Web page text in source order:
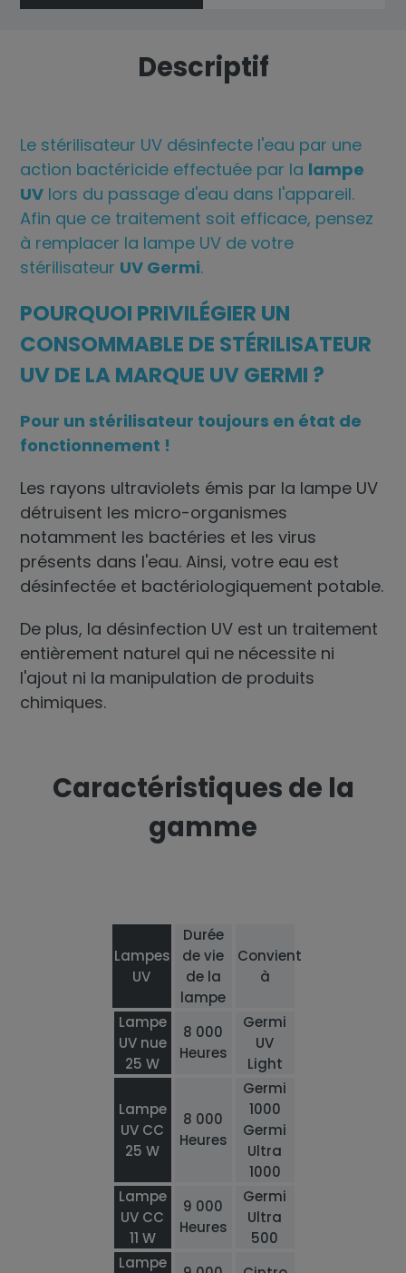
Descriptif
Le stérilisateur UV désinfecte l'eau par une
action bactéricide effectuée par la lampe
UV lors du passage d'eau dans l'appareil.
Afin que ce traitement soit efficace, pensez
à remplacer la lampe UV de votre
stérilisateur UV Germi.
POURQUOI PRIVILÉGIER UN
CONSOMMABLE DE STÉRILISATEUR
UV DE LA MARQUE UV GERMI ?
Pour un stérilisateur toujours en état de
fonctionnement !
Les rayons ultraviolets émis par la lampe UV
détruisent les micro-organismes
notamment les bactéries et les virus
présents dans l'eau. Ainsi, votre eau est
désinfectée et bactériologiquement potable.
De plus, la désinfection UV est un traitement
entièrement naturel qui ne nécessite ni
l'ajout ni la manipulation de produits
chimiques.
Caractéristiques de la
gamme
Lampes
UV
Durée
de vie
de la
lampe
Convient
à
Lampe
UV nue
25 W
8 000
Heures
Germi
UV
Light
Lampe
UV CC
25 W
8 000
Heures
Germi
1000
Germi
Ultra
1000
Lampe
UV CC
11 W
9 000
Heures
Germi
Ultra
500
Lampe